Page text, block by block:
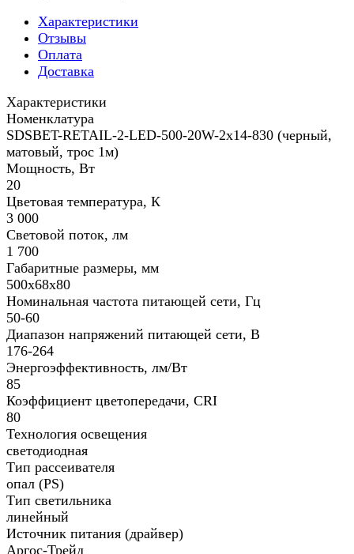
Характеристики
Отзывы
Оплата
Доставка
Характеристики
Номенклатура
SDSBET-RETAIL-2-LED-500-20W-2x14-830 (черный,
матовый, трос 1м)
Мощность, Вт
20
Цветовая температура, К
3 000
Световой поток, лм
1 700
Габаритные размеры, мм
500х68х80
Номинальная частота питающей сети, Гц
50-60
Диапазон напряжений питающей сети, В
176-264
Энергоэффективность, лм/Вт
85
Коэффициент цветопередачи, CRI
80
Технология освещения
светодиодная
Тип рассеивателя
опал (PS)
Тип светильника
линейный
Источник питания (драйвер)
Аргос-Трейд